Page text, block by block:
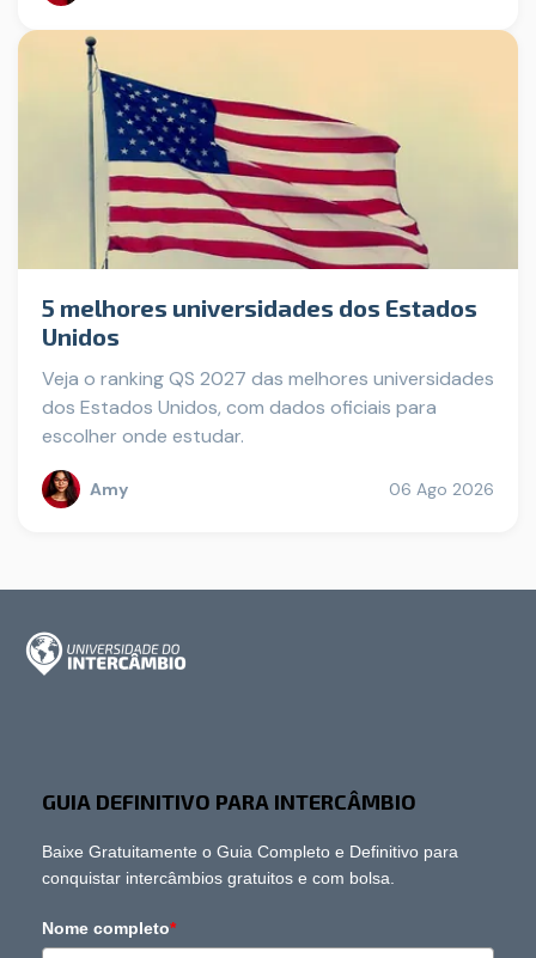
5 melhores universidades dos Estados
Unidos
Veja o ranking QS 2027 das melhores universidades
dos Estados Unidos, com dados oficiais para
escolher onde estudar.
Amy 06 Ago 2026
GUIA DEFINITIVO PARA INTERCÂMBIO
Baixe Gratuitamente o Guia Completo e Definitivo para
conquistar intercâmbios gratuitos e com bolsa.
Nome completo*